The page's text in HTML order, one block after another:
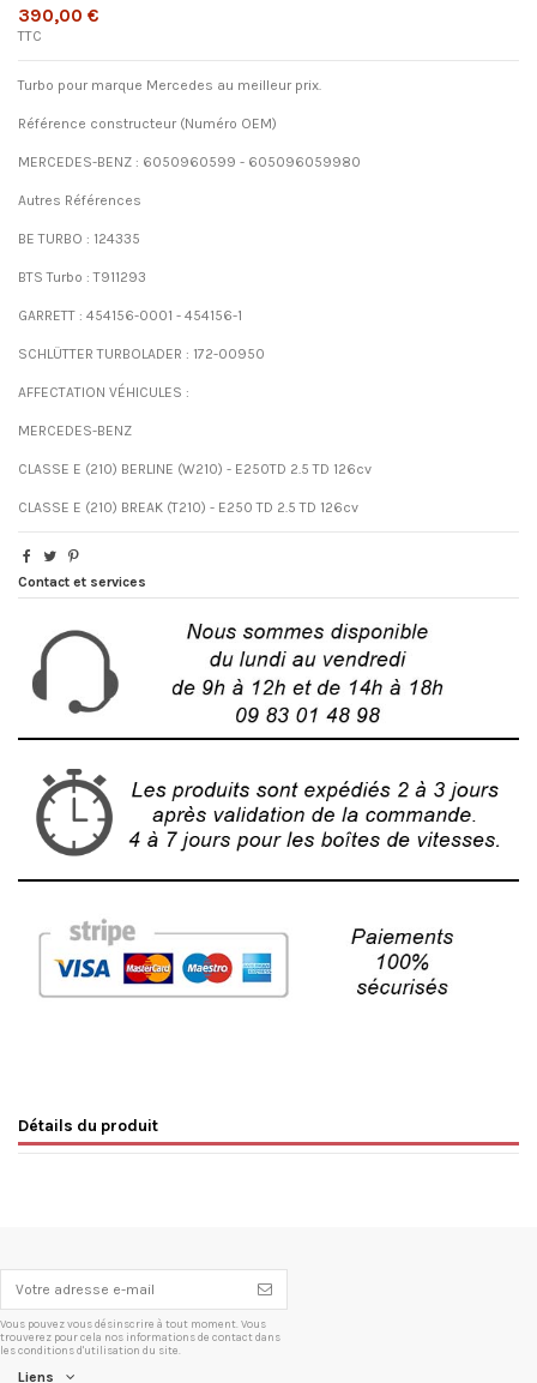
390,00 €
TTC
Turbo pour marque Mercedes au meilleur prix.
Référence constructeur (Numéro OEM)
MERCEDES-BENZ : 6050960599 - 605096059980
Autres Références
BE TURBO : 124335
BTS Turbo : T911293
GARRETT : 454156-0001 - 454156-1
SCHLÜTTER TURBOLADER : 172-00950
AFFECTATION VÉHICULES :
MERCEDES-BENZ
CLASSE E (210) BERLINE (W210) - E250TD 2.5 TD 126cv
CLASSE E (210) BREAK (T210) - E250 TD 2.5 TD 126cv
Contact et services
Détails du produit
Vous pouvez vous désinscrire à tout moment. Vous
trouverez pour cela nos informations de contact dans
les conditions d'utilisation du site.
Liens